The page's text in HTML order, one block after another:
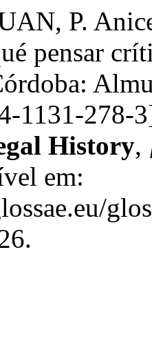
P.
pensar
1131-278-
History,
em: